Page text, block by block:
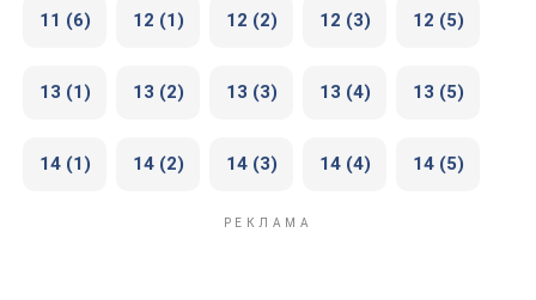
11 (6) 12 (1) 12 (2) 12 (3) 12 (5)
13 (1) 13 (2) 13 (3) 13 (4) 13 (5)
14 (1) 14 (2) 14 (3) 14 (4) 14 (5)